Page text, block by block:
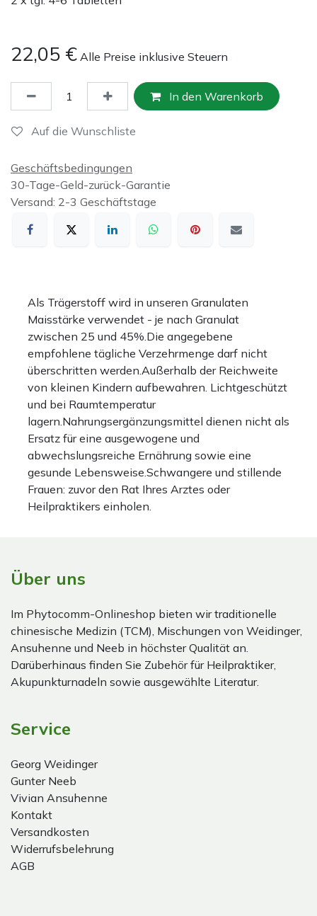
22,05 € Alle Preise inklusive Steuern
In den Warenkorb
Auf die Wunschliste
Geschäftsbedingungen
30-Tage-Geld-zurück-Garantie
Versand: 2-3 Geschäftstage
Als Trägerstoff wird in unseren Granulaten
Maisstärke verwendet - je nach Granulat
zwischen 25 und 45%.Die angegebene
empfohlene tägliche Verzehrmenge darf nicht
überschritten werden.Außerhalb der Reichweite
von kleinen Kindern aufbewahren. Lichtgeschützt
und bei Raumtemperatur
lagern.Nahrungsergänzungsmittel dienen nicht als
Ersatz für eine ausgewogene und
abwechslungsreiche Ernährung sowie eine
gesunde Lebensweise.Schwangere und stillende
Frauen: zuvor den Rat Ihres Arztes oder
Heilpraktikers einholen.
Über uns
Im Phytocomm-Onlineshop bieten wir traditionelle
chinesische Medizin (TCM), Mischungen von Weidinger,
Ansuhenne und Neeb in höchster Qualität an.
Darüberhinaus finden Sie Zubehör für Heilpraktiker,
Akupunkturnadeln sowie ausgewählte Literatur.
Service
Georg Weidinger
Gunter Neeb
Vivian Ansuhenne
Kontakt
Versandkosten
Widerrufsbelehrung
AGB